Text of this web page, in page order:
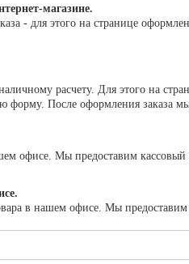
магазине.
- для этого на странице
расчету. Для этого на
После оформления заказа
офисе. Мы предоставим кассовый
в нашем офисе. Мы